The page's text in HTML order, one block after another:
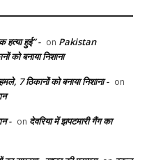
हत्या हुई” - on Pakistan
बनाया निशाना
7 ठिकानों को बनाया निशाना - on
- on देवरिया में झपटमारी गैंग का